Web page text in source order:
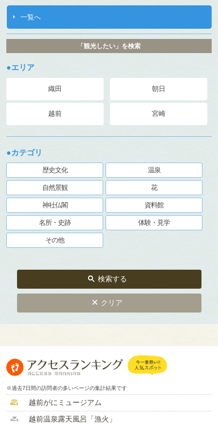
一覧へ
「観光したい」を検索
●エリア
織田 朝日
越前 宮崎
●カテゴリ
歴史文化 温泉
自然景観 花
神社仏閣 資料館
名所・史跡 体験・見学
その他
検索する
クリア
※過去7日間の訪問者の多いページの集計結果です
越前がにミュージアム
越前温泉露天風呂「漁火」